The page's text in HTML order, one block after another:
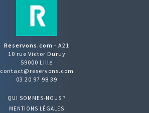
Reservons.com - A21
10 rue Victor Duruy
59000 Lille
contact@reservons.com
03 20 97 98 39
QUI SOMMES-NOUS ?
MENTIONS LÉGALES